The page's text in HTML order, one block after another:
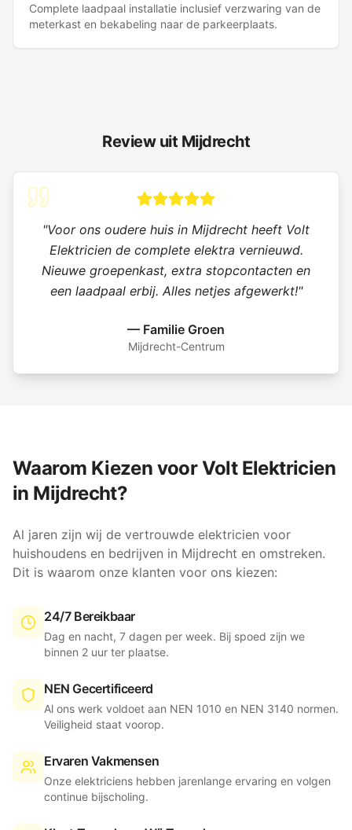
Complete laadpaal installatie inclusief verzwaring van de
meterkast en bekabeling naar de parkeerplaats.
Review uit Mijdrecht
"Voor ons oudere huis in Mijdrecht heeft Volt
Elektricien de complete elektra vernieuwd.
Nieuwe groepenkast, extra stopcontacten en
een laadpaal erbij. Alles netjes afgewerkt!"
— Familie Groen
Mijdrecht-Centrum
Waarom Kiezen voor Volt Elektricien
in Mijdrecht?
Al jaren zijn wij de vertrouwde elektricien voor
huishoudens en bedrijven in Mijdrecht en omstreken.
Dit is waarom onze klanten voor ons kiezen:
24/7 Bereikbaar
Dag en nacht, 7 dagen per week. Bij spoed zijn we
binnen 2 uur ter plaatse.
NEN Gecertificeerd
Al ons werk voldoet aan NEN 1010 en NEN 3140 normen.
Veiligheid staat voorop.
Ervaren Vakmensen
Onze elektriciens hebben jarenlange ervaring en volgen
continue bijscholing.